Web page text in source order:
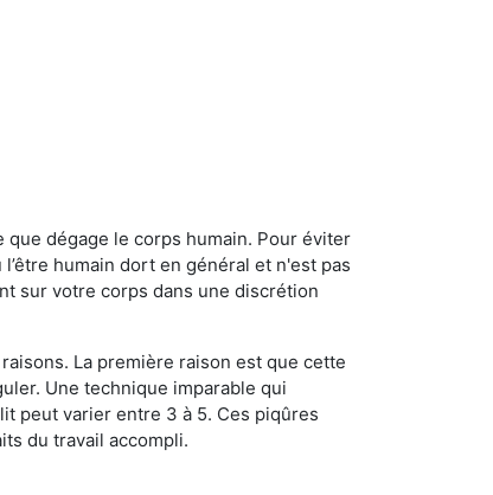
dégage le corps humain. Pour éviter
humain dort en général et n'est pas
sur votre corps dans une discrétion
La première raison est que cette
Une technique imparable qui
peut varier entre 3 à 5. Ces piqûres
du travail accompli.